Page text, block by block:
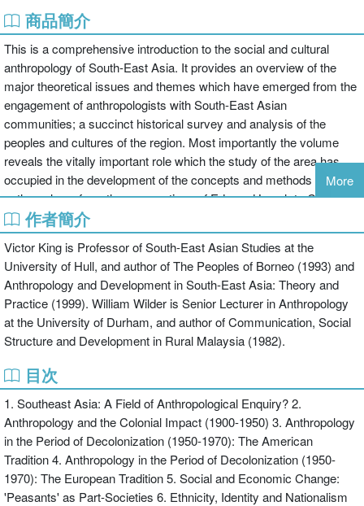
商品簡介
This is a comprehensive introduction to the social and cultural
anthropology of South-East Asia. It provides an overview of the
major theoretical issues and themes which have emerged from the
engagement of anthropologists with South-East Asian
communities; a succinct historical survey and analysis of the
peoples and cultures of the region. Most importantly the volume
reveals the vitally important role which the study of the area has
occupied in the development of the concepts and methods of
anthropology: from the perspectives of Edmund Leach to Clifford
Geertz, Maurice Freedman to Claude Levi-Strauss; Lauriston
Sharp to Melford Spiro.
More
作者簡介
Victor King is Professor of South-East Asian Studies at the
University of Hull, and author of The Peoples of Borneo (1993) and
Anthropology and Development in South-East Asia: Theory and
Practice (1999). William Wilder is Senior Lecturer in Anthropology
at the University of Durham, and author of Communication, Social
Structure and Development in Rural Malaysia (1982).
目次
1. Southeast Asia: A Field of Anthropological Enquiry? 2.
Anthropology and the Colonial Impact (1900-1950) 3. Anthropology
in the Period of Decolonization (1950-1970): The American
Tradition 4. Anthropology in the Period of Decolonization (1950-
1970): The European Tradition 5. Social and Economic Change:
'Peasants' as Part-Societies 6. Ethnicity, Identity and Nationalism